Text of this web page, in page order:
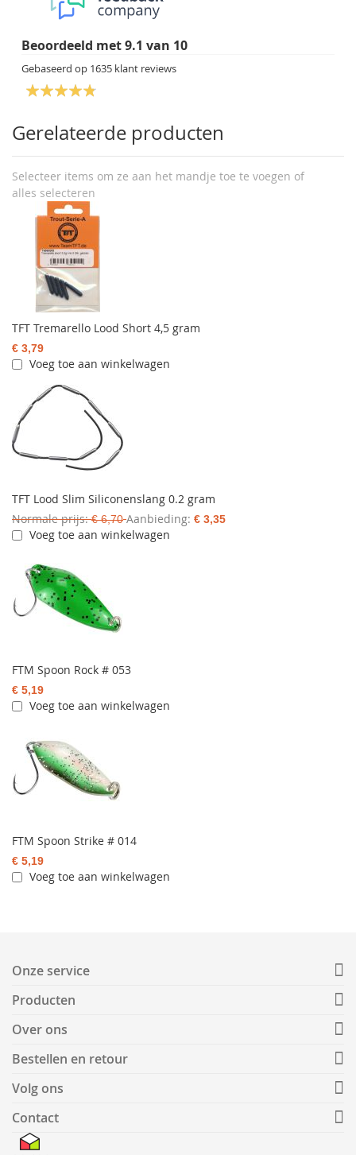
Beoordeeld met9.1 van 10
Gebaseerd op 1635 klant reviews
Gerelateerde producten
Selecteer items om ze aan het mandje toe te voegen of
alles selecteren
TFT Tremarello Lood Short 4,5 gram
€ 3,79
Voeg toe aan winkelwagen
TFT Lood Slim Siliconenslang 0.2 gram
Normale prijs € 6,70 Aanbieding € 3,35
Voeg toe aan winkelwagen
FTM Spoon Rock # 053
€ 5,19
Voeg toe aan winkelwagen
FTM Spoon Strike # 014
€ 5,19
Voeg toe aan winkelwagen
Onze service
Producten
Over ons
Bestellen en retour
Volg ons
Contact